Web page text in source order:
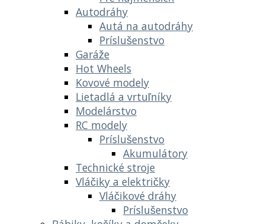
Autodráhy
Autá na autodráhy
Príslušenstvo
Garáže
Hot Wheels
Kovové modely
Lietadlá a vrtuľníky
Modelárstvo
RC modely
Príslušenstvo
Akumulátory
Technické stroje
Vláčiky a električky
Vláčikové dráhy
Príslušenstvo